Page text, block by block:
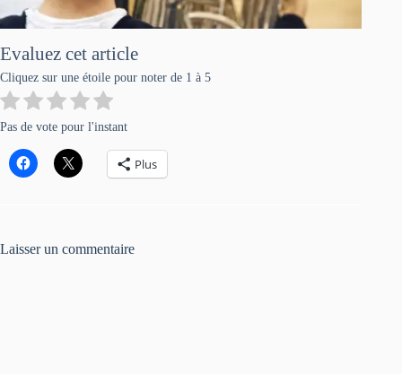
Evaluez cet article
Cliquez sur une étoile pour noter de 1 à 5
Pas de vote pour l'instant
Plus
Laisser un commentaire